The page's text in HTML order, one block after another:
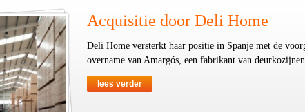
Acquisitie door Deli Home
Deli Home versterkt haar positie in Spanje met de
overname van Amargós, een fabrikant van
lees verder